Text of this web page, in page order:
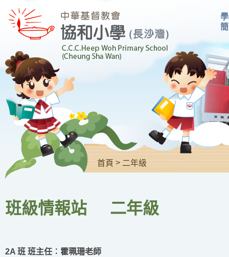
首頁 > 二年級
班級情報站 二年級
2A 班 班主任︰霍珮珊老師